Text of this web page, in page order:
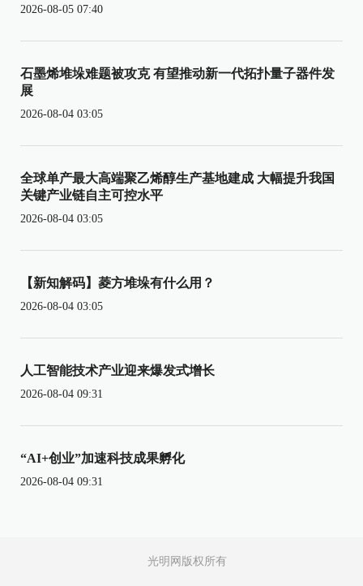
2026-08-05 07:40
石墨烯堆垛难题被攻克 有望推动新一代拓扑量子器件发
展
2026-08-04 03:05
全球单产最大高端聚乙烯醇生产基地建成 大幅提升我国
关键产业链自主可控水平
2026-08-04 03:05
【新知解码】菱方堆垛有什么用？
2026-08-04 03:05
人工智能技术产业迎来爆发式增长
2026-08-04 09:31
“AI+创业”加速科技成果孵化
2026-08-04 09:31
光明网版权所有